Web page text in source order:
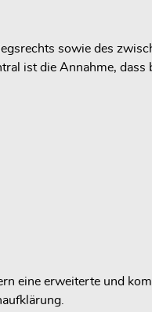
sowie des
ist die Annahme,
eine erweiterte und